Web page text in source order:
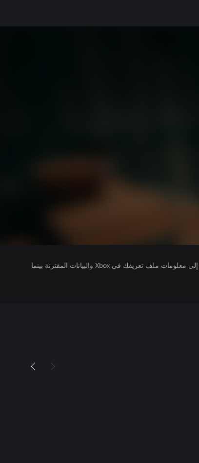
يتلقى ناشرو الألعاب التي تقوم بتشغيلها وصولاً إلى معلومات ملف تعريفك في Xbox والبيانات المقترنة بينما